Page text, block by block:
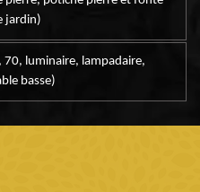
jardin)
70, luminaire, lampadaire,
basse)